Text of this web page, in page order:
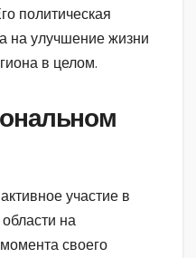
политическая
на улучшение жизни
в целом.
участие в
на
своего